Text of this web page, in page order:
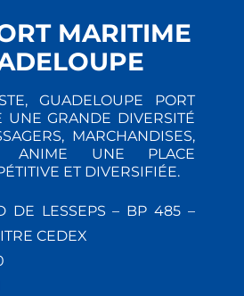
MARITIME
GUADELOUPE PORT
UNE GRANDE DIVERSITÉ
MARCHANDISES,
ANIME UNE PLACE
ET DIVERSIFIÉE.
DE LESSEPS – BP 485 –
CEDEX